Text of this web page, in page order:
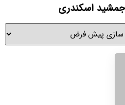
اسکندری